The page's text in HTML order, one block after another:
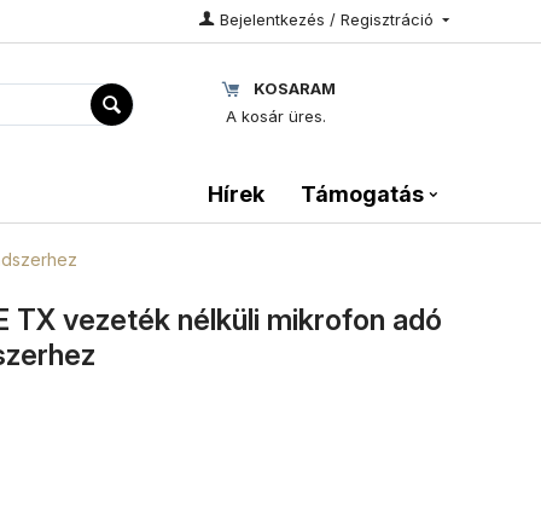
Bejelentkezés / Regisztráció
KOSARAM
A kosár üres.
Támogatás
Hírek
TX vezeték nélküli mikrofon adó